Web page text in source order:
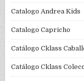
Catalogo Andrea Kids
Catalogo Capricho
Catálogo Cklass
Catálogo Cklass